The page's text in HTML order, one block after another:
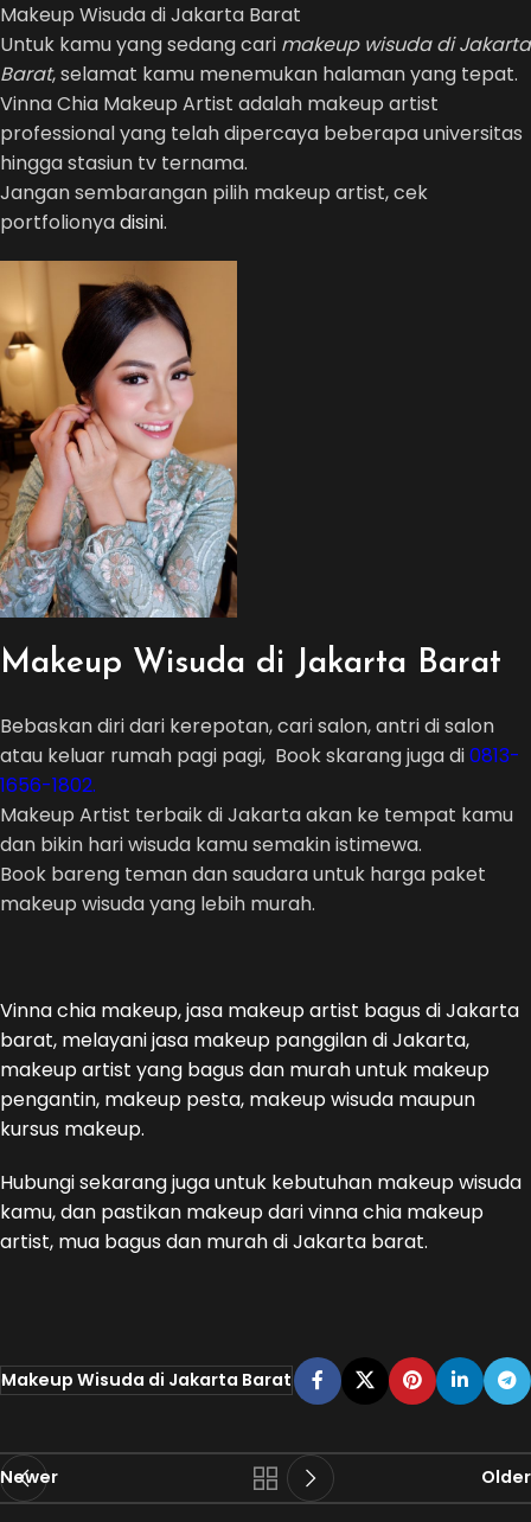
Makeup Wisuda di Jakarta Barat
Untuk kamu yang sedang cari makeup wisuda di Jakarta
Barat, selamat kamu menemukan halaman yang tepat.
Vinna Chia Makeup Artist adalah makeup artist
professional yang telah dipercaya beberapa universitas
hingga stasiun tv ternama.
Jangan sembarangan pilih makeup artist, cek
portfolionyadisini.
Makeup Wisuda di Jakarta Barat
Bebaskan diri dari kerepotan, cari salon, antri di salon
atau keluar rumah pagi pagi, Book skarang juga di0813-
1656-1802.
Makeup Artist terbaik di Jakarta akan ke tempat kamu
dan bikin hari wisuda kamu semakin istimewa.
Book bareng teman dan saudara untuk harga paket
makeup wisuda yang lebih murah.
Vinna chia makeup, jasa makeup artist bagus di Jakarta
barat, melayani jasa makeup panggilan di Jakarta,
makeup artist yang bagus dan murah untuk makeup
pengantin, makeup pesta, makeup wisuda maupun
kursus makeup.
Hubungi sekarang juga untuk kebutuhan makeup wisuda
kamu, dan pastikan makeup dari vinna chia makeup
artist, mua bagus dan murah di Jakarta barat.
Makeup Wisuda di Jakarta Barat
Newer Older